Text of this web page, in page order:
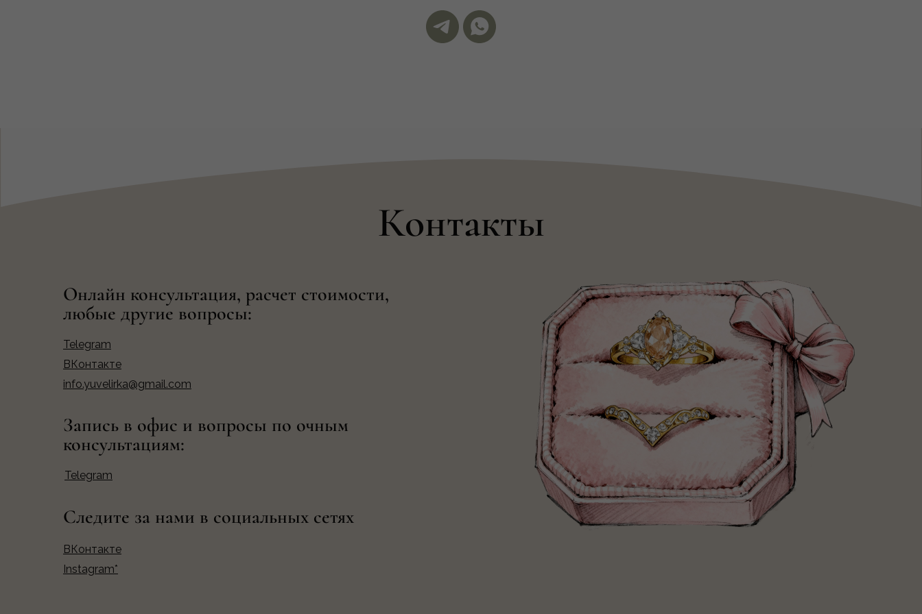
Контакты
info.yuvelirka@gmail.com
Instagram*
Следите за нами в социальных сетях
ВКонтакте
ВКонтакте
Онлайн консультация, расчет стоимости,
любые другие вопросы:
Запись в офис и вопросы по очным
консультациям:
Telegram
Telegram